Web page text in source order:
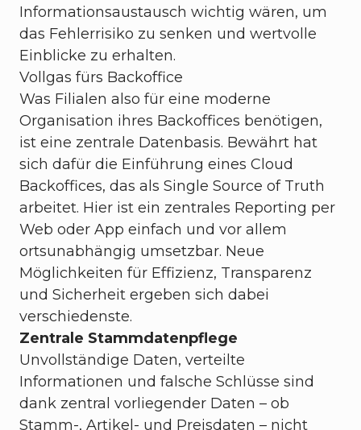
Informationsaustausch wichtig wären, um
das Fehlerrisiko zu senken und wertvolle
Einblicke zu erhalten.
Vollgas fürs Backoffice
Was Filialen also für eine moderne
Organisation ihres Backoffices benötigen,
ist eine zentrale Datenbasis. Bewährt hat
sich dafür die Einführung eines Cloud
Backoffices, das als Single Source of Truth
arbeitet. Hier ist ein zentrales Reporting per
Web oder App einfach und vor allem
ortsunabhängig umsetzbar. Neue
Möglichkeiten für Effizienz, Transparenz
und Sicherheit ergeben sich dabei
verschiedenste.
Zentrale Stammdatenpflege
Unvollständige Daten, verteilte
Informationen und falsche Schlüsse sind
dank zentral vorliegender Daten – ob
Stamm-, Artikel- und Preisdaten – nicht